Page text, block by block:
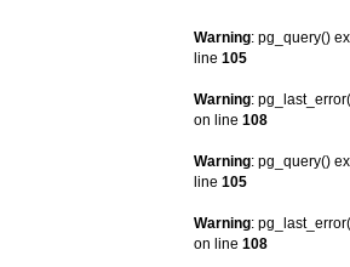
Warning: pg_query()
line 105
Warning:
on line 108
Warning: pg_query()
line 105
Warning:
on line 108